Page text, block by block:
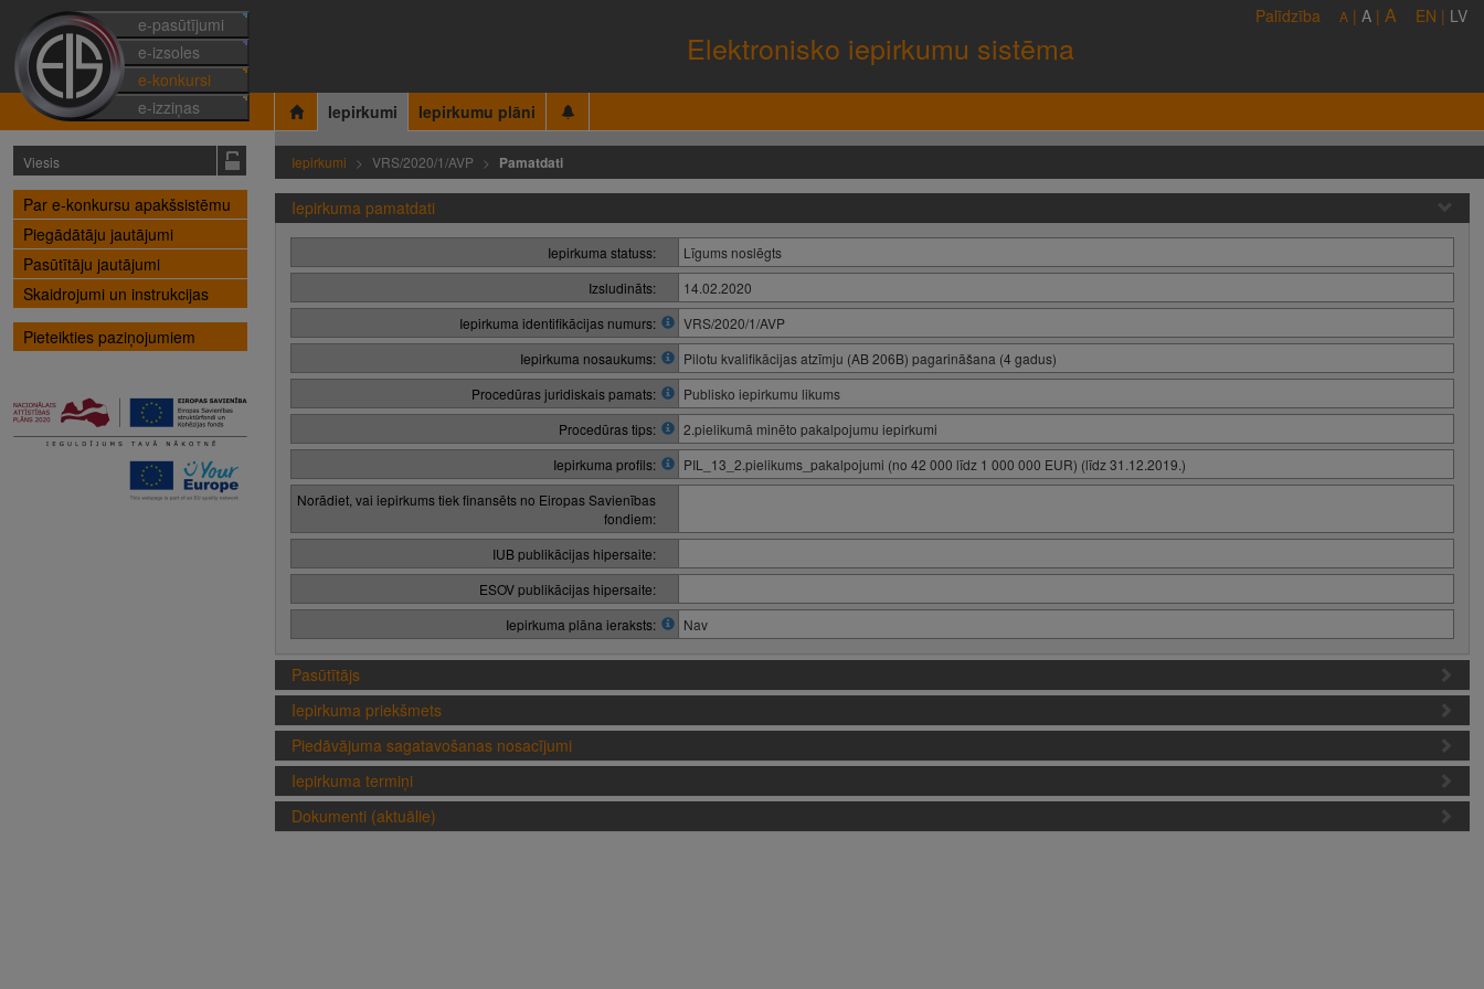
e-pasūtījumi
e-izsoles
e-konkursi
e-izziņas
Elektronisko iepirkumu sistēma
Palīdzība A | A | A EN | LV
Iepirkumi Iepirkumu plāni
Viesis
Par e-konkursu apakšsistēmu
Piegādātāju jautājumi
Pasūtītāju jautājumi
Skaidrojumi un instrukcijas
Pieteikties paziņojumiem
Iepirkumi VRS/2020/1/AVP Pamatdati
Iepirkuma pamatdati
Iepirkuma statuss:
Līgums noslēgts
Izsludināts:
14.02.2020
Iepirkuma identifikācijas numurs:
VRS/2020/1/AVP
Iepirkuma nosaukums:
Pilotu kvalifikācijas atzīmju (AB 206B) pagarināšana (4 gadus)
Procedūras juridiskais pamats:
Publisko iepirkumu likums
Procedūras tips:
2.pielikumā minēto pakalpojumu iepirkumi
Iepirkuma profils:
PIL_13_2.pielikums_pakalpojumi (no 42 000 līdz 1 000 000 EUR) (līdz 31.12.2019.)
Norādiet, vai iepirkums tiek finansēts no Eiropas Savienības
fondiem:
IUB publikācijas hipersaite:
ESOV publikācijas hipersaite:
Iepirkuma plāna ieraksts:
Nav
Pasūtītājs
Iepirkuma priekšmets
Piedāvājuma sagatavošanas nosacījumi
Iepirkuma termiņi
Dokumenti (aktuālie)